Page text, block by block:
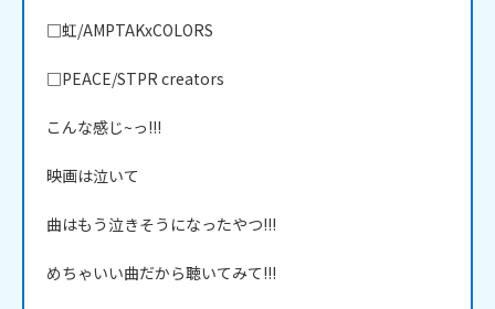
□虹/AMPTAKxCOLORS
□PEACE/STPR creators
こんな感じ~っ!!!
映画は泣いて
曲はもう泣きそうになったやつ!!!
めちゃいい曲だから聴いてみて!!!